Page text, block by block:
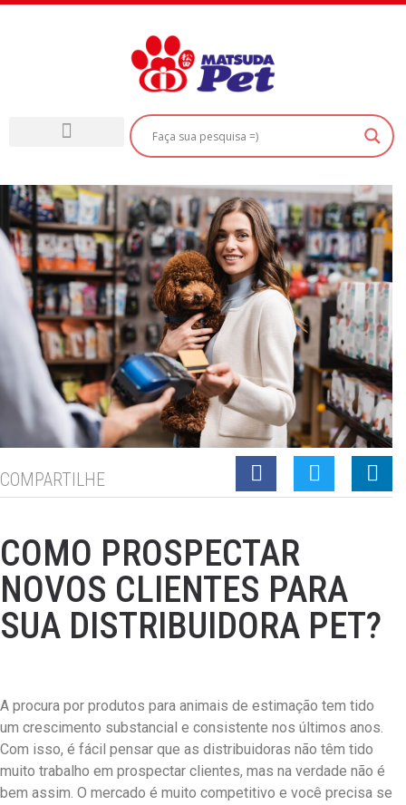
COMPARTILHE
COMO PROSPECTAR
NOVOS CLIENTES PARA
SUA DISTRIBUIDORA PET?
A procura por produtos para animais de estimação tem tido
um crescimento substancial e consistente nos últimos anos.
Com isso, é fácil pensar que as distribuidoras não têm tido
muito trabalho em prospectar clientes, mas na verdade não é
bem assim. O mercado é muito competitivo e você precisa se